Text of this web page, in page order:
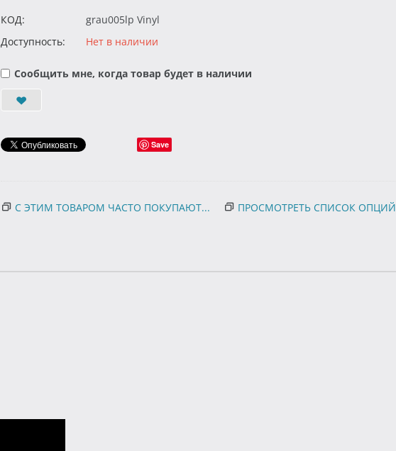
КОД:
grau005lp Vinyl
Доступность:
Нет в наличии
Сообщить мне, когда товар будет в наличии
Save
С ЭТИМ ТОВАРОМ ЧАСТО ПОКУПАЮТ... ПРОСМОТРЕТЬ СПИСОК ОПЦИЙ